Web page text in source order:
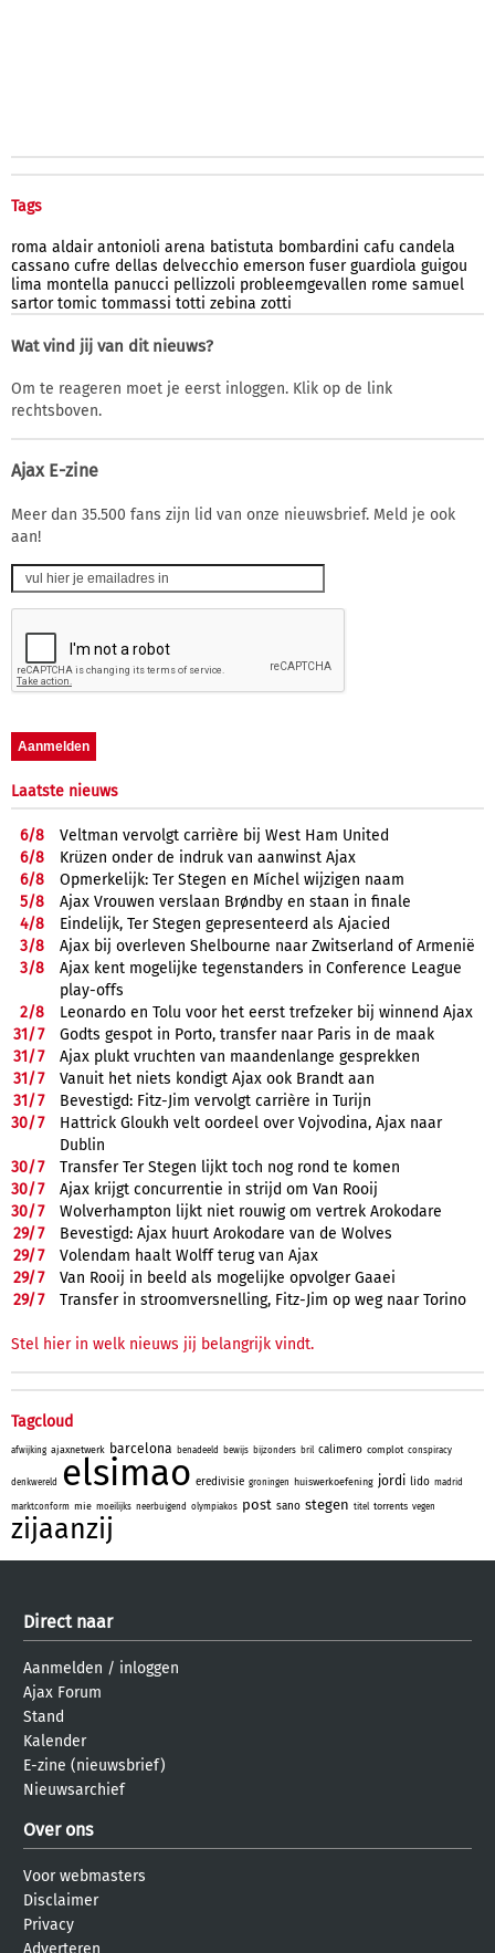
Tags
roma aldair antonioli arena batistuta bombardini cafu candela
cassano cufre dellas delvecchio emerson fuser guardiola guigou
lima montella panucci pellizzoli probleemgevallen rome samuel
sartor tomic tommassi totti zebina zotti
Wat vind jij van dit nieuws?
Om te reageren moet je eerst inloggen. Klik op de link
rechtsboven.
Ajax E-zine
Meer dan 35.500 fans zijn lid van onze nieuwsbrief. Meld je ook
aan!
Laatste nieuws
6/8
Veltman vervolgt carrière bij West Ham United
6/8
Krüzen onder de indruk van aanwinst Ajax
6/8
Opmerkelijk: Ter Stegen en Míchel wijzigen naam
5/8
Ajax Vrouwen verslaan Brøndby en staan in finale
4/8
Eindelijk, Ter Stegen gepresenteerd als Ajacied
3/8
Ajax bij overleven Shelbourne naar Zwitserland of Armenië
3/8
Ajax kent mogelijke tegenstanders in Conference League
play-offs
2/8
Leonardo en Tolu voor het eerst trefzeker bij winnend Ajax
31/7
Godts gespot in Porto, transfer naar Paris in de maak
31/7
Ajax plukt vruchten van maandenlange gesprekken
31/7
Vanuit het niets kondigt Ajax ook Brandt aan
31/7
Bevestigd: Fitz-Jim vervolgt carrière in Turijn
30/7
Hattrick Gloukh velt oordeel over Vojvodina, Ajax naar
Dublin
30/7
Transfer Ter Stegen lijkt toch nog rond te komen
30/7
Ajax krijgt concurrentie in strijd om Van Rooij
30/7
Wolverhampton lijkt niet rouwig om vertrek Arokodare
29/7
Bevestigd: Ajax huurt Arokodare van de Wolves
29/7
Volendam haalt Wolff terug van Ajax
29/7
Van Rooij in beeld als mogelijke opvolger Gaaei
29/7 Transfer in stroomversnelling, Fitz-Jim op weg naar Torino
Stel hier in welk nieuws jij belangrijk vindt.
Tagcloud
afwijking ajaxnetwerk barcelona benadeeld bewijs bijzonders bril calimero complot conspiracy
denkwereld elsimao eredivisie groningen huiswerkoefening jordi lido madrid
marktconform mie moeilijks neerbuigend olympiakos post sano stegen titel torrents vegen
zijaanzij
Direct naar
Aanmelden / inloggen
Ajax Forum
Stand
Kalender
E-zine (nieuwsbrief)
Nieuwsarchief
Over ons
Voor webmasters
Disclaimer
Privacy
Adverteren